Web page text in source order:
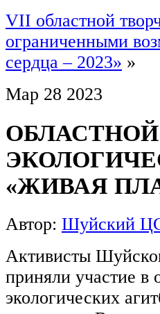
VII областной
ограниченными
сердца – 2023» »
Мар 28 2023
«ЖИВАЯ
Автор: Шуйский
Активисты
приняли участие в
экологических